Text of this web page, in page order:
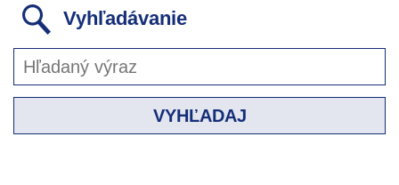
Vyhľadávanie
VYHĽADAJ